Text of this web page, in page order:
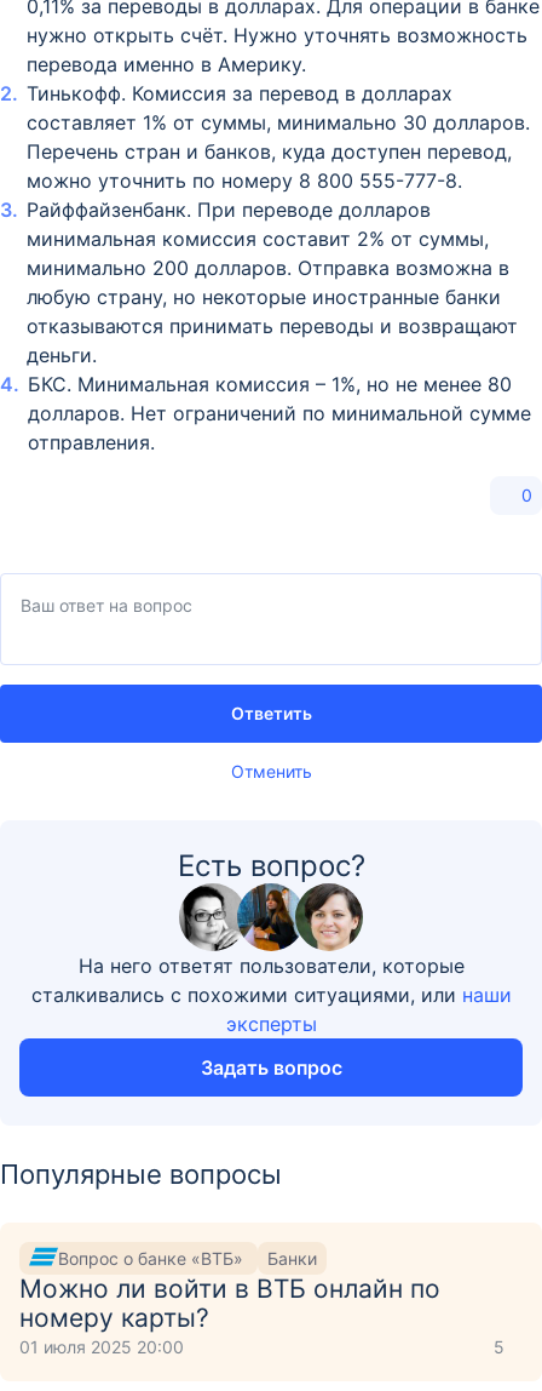
0,11% за переводы в долларах. Для операции в банке
нужно открыть счёт. Нужно уточнять возможность
перевода именно в Америку.
Тинькофф. Комиссия за перевод в долларах
составляет 1% от суммы, минимально 30 долларов.
Перечень стран и банков, куда доступен перевод,
можно уточнить по номеру 8 800 555-777-8.
Райффайзенбанк. При переводе долларов
минимальная комиссия составит 2% от суммы,
минимально 200 долларов. Отправка возможна в
любую страну, но некоторые иностранные банки
отказываются принимать переводы и возвращают
деньги.
БКС. Минимальная комиссия – 1%, но не менее 80
долларов. Нет ограничений по минимальной сумме
отправления.
0
Отменить
Ответить
Есть вопрос?
На него ответят пользователи, которые
сталкивались с похожими ситуациями, или наши
эксперты
Задать вопрос
Популярные вопросы
Вопрос о банке «ВТБ» Банки
Можно ли войти в ВТБ онлайн по
номеру карты?
01 июля 2025 20:00 5